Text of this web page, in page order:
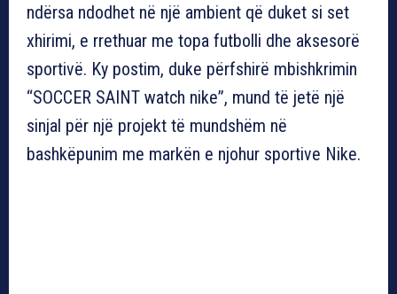
ndërsa ndodhet në një ambient që duket si set
xhirimi, e rrethuar me topa futbolli dhe aksesorë
sportivë. Ky postim, duke përfshirë mbishkrimin
“SOCCER SAINT watch nike”, mund të jetë një
sinjal për një projekt të mundshëm në
bashkëpunim me markën e njohur sportive Nike.